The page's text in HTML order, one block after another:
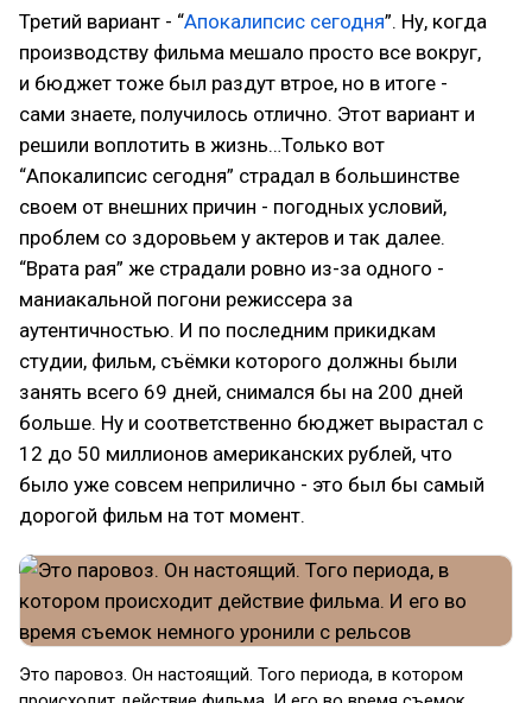
Третий вариант - “Апокалипсис сегодня”. Ну, когда
производству фильма мешало просто все вокруг,
и бюджет тоже был раздут втрое, но в итоге -
сами знаете, получилось отлично. Этот вариант и
решили воплотить в жизнь…Только вот
“Апокалипсис сегодня” страдал в большинстве
своем от внешних причин - погодных условий,
проблем со здоровьем у актеров и так далее.
“Врата рая” же страдали ровно из-за одного -
маниакальной погони режиссера за
аутентичностью. И по последним прикидкам
студии, фильм, съёмки которого должны были
занять всего 69 дней, снимался бы на 200 дней
больше. Ну и соответственно бюджет вырастал с
12 до 50 миллионов американских рублей, что
было уже совсем неприлично - это был бы самый
дорогой фильм на тот момент.
Это паровоз. Он настоящий. Того периода, в котором